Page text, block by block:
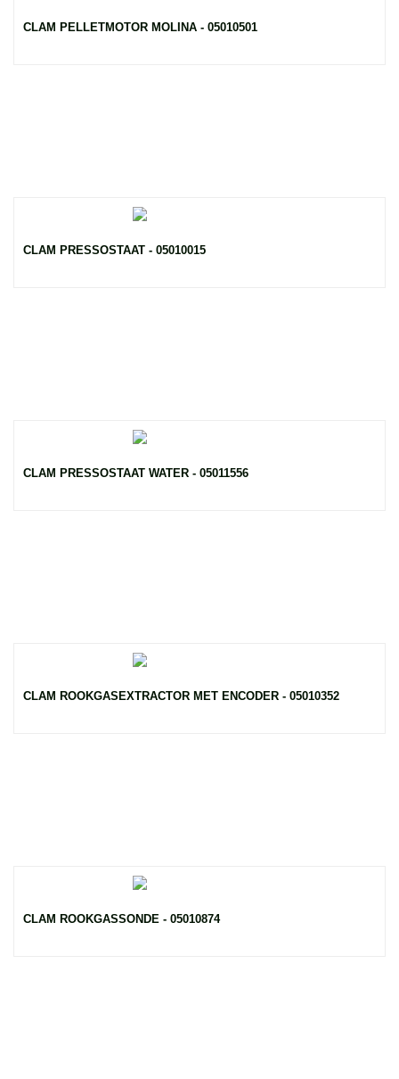
CLAM PELLETMOTOR MOLINA - 05010501
CLAM PRESSOSTAAT - 05010015
CLAM PRESSOSTAAT WATER - 05011556
CLAM ROOKGASEXTRACTOR MET ENCODER - 05010352
CLAM ROOKGASSONDE - 05010874